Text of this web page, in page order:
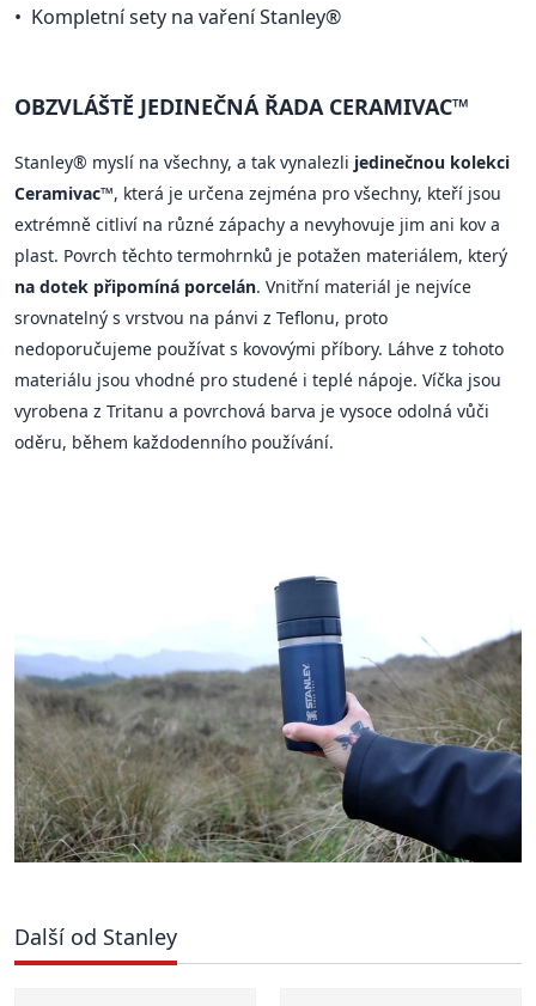
Kompletní sety na vaření Stanley®
OBZVLÁŠTĚ JEDINEČNÁ ŘADA CERAMIVAC™
Stanley® myslí na všechny, a tak vynalezli jedinečnou kolekci
Ceramivac™, která je určena zejména pro všechny, kteří jsou
extrémně citliví na různé zápachy a nevyhovuje jim ani kov a
plast. Povrch těchto termohrnků je potažen materiálem, který
na dotek připomíná porcelán. Vnitřní materiál je nejvíce
srovnatelný s vrstvou na pánvi z Teflonu, proto
nedoporučujeme používat s kovovými příbory. Láhve z tohoto
materiálu jsou vhodné pro studené i teplé nápoje. Víčka jsou
vyrobena z Tritanu a povrchová barva je vysoce odolná vůči
oděru, během každodenního používání.
Další od Stanley